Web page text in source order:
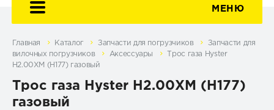
МЕНЮ
Главная Каталог Запчасти для погрузчиков
Запчасти для
вилочных погрузчиков
Аксессуары
Трос газа Hyster
H2.00XM (H177) газовый
Трос газа Hyster H2.00XM (H177)
газовый